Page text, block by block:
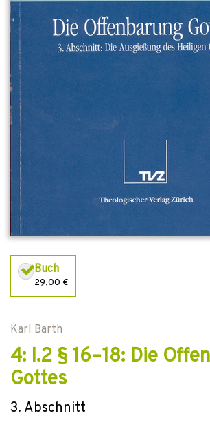
Buch
29,00 €
Karl Barth
4: I.2 § 16–18: Die
Gottes
3. Abschnitt